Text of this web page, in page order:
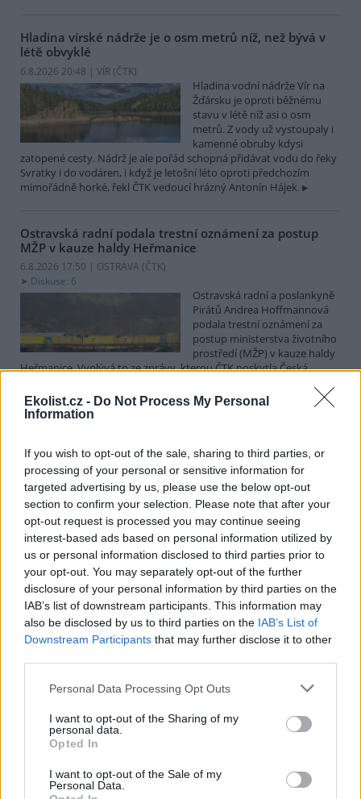
Ekolist.cz - Do Not Process My Personal
Information
If you wish to opt-out of the sale, sharing to third parties, or
processing of your personal or sensitive information for
targeted advertising by us, please use the below opt-out
section to confirm your selection. Please note that after your
opt-out request is processed you may continue seeing
interest-based ads based on personal information utilized by
us or personal information disclosed to third parties prior to
your opt-out. You may separately opt-out of the further
disclosure of your personal information by third parties on the
IAB’s list of downstream participants. This information may
also be disclosed by us to third parties on the IAB’s List of
Downstream Participants that may further disclose it to other
Personal Data Processing Opt Outs
I want to opt-out of the Sharing of my
personal data.
Opted In
I want to opt-out of the Sale of my
Personal Data.
Hladina vírské nádrže je o osm metrů níž, než bývá v
létě obvyklé
6.8.2026 20:48 | VÍR (ČTK)
Hladina vodní nádrže Vír na
Žďársku je oproti běžnému
stavu v létě níž asi o osm
metrů. Z vody už vystoupaly i
kamenné obruby kdysi
zatopené cesty. Nádrž je ale pořád schopná přidávat vodu do řeky
Svratky i do vodáren, i když je letošní léto oproti předchozím
mimořádně horké, řekl ČTK vedoucí hrázný Antonín Hájek.
Ostravská radní podala trestní oznámení za postup
MŽP v kauze haldy Heřmanice
6.8.2026 17:50 | OSTRAVA (ČTK)
Diskuse: 6
Ostravská radní a poslankyně
Pirátů Andrea Hoffmannová
podala trestní oznámení za
postup ministerstva životního
prostředí (MŽP) v kauze haldy
Heřmanice. Vyplývá to ze zprávy, kterou ČTK poskytla Česká
případu České inspekci životního prostředí (ČIŽP) a zastavení řízení.
Hoffmannová ČTK sdělila, že trestní oznámení podala proti dosud
zjištěna prověřováním. Stanovisko MŽP a ČIŽP ČTK shání.
Ředitelé odborů i mluvčí se z ČIŽP rozhodli odejít z
vlastní vůle, řekl Straka
6.8.2026 15:22 (ČTK)
Ředitel odboru vnitřních
služeb Matěj Mrlina, vedoucí
služebního úřadu Oldřich
Jarolím a tisková mluvčí Miriam
Loužecká končí na České
inspekci životního prostředí (ČIŽP) z vlastní iniciativy. Na dotaz ČTK
to napsal nový ředitel inspekce Pavel Straka (za Motoristy). O jejich
plánovaných odchodechinformovalyv pondělí Seznam Zprávy.
Veterináři v horku ošetřují více zvířat, ohrožení jsou psi
se zploštělým čumákem
Veterináři v současných
vedrech ošetřují více zvířat.